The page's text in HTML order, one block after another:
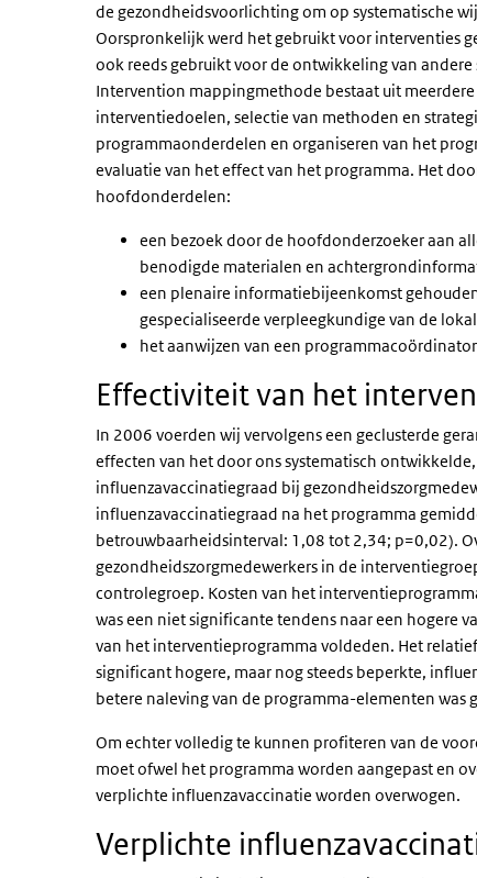
de gezondheidsvoorlichting om op systematische
Oorspronkelijk werd het gebruikt voor interventies
ook reeds gebruikt voor de ontwikkeling van
Intervention mappingmethode bestaat uit
interventiedoelen, selectie van methoden en
programmaonderdelen en organiseren van het
evaluatie van het effect van het programma. Het
hoofdonderdelen:
een bezoek door de hoofdonderzoeker aan
benodigde materialen en
een plenaire informatiebijeenkomst
gespecialiseerde verpleegkundige van de
het aanwijzen van een
Effectiviteit van het
In 2006 voerden wij vervolgens een geclusterde
effecten van het door ons systematisch
influenzavaccinatiegraad bij
influenzavaccinatiegraad na het programma
betrouwbaarheidsinterval: 1,08 tot 2,34; p=0,02).
gezondheidszorgmedewerkers in de
controlegroep. Kosten van het
was een niet significante tendens naar een hogere
van het interventieprogramma voldeden. Het
significant hogere, maar nog steeds beperkte,
betere naleving van de programma-elementen was
Om echter volledig te kunnen profiteren van de
moet ofwel het programma worden aangepast en
verplichte influenzavaccinatie worden overwogen.
Verplichte